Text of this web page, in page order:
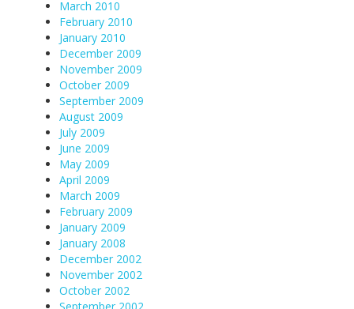
March 2010
February 2010
January 2010
December 2009
November 2009
October 2009
September 2009
August 2009
July 2009
June 2009
May 2009
April 2009
March 2009
February 2009
January 2009
January 2008
December 2002
November 2002
October 2002